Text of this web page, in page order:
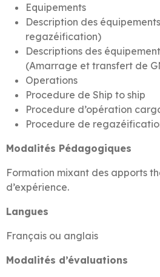
Equipements
Description des
regazéification)
Descriptions des
(Amarrage et transfert de
Operations
Procedure de Ship to ship
Procedure d’opération
Procedure de
Modalités Pédagogiques
Formation mixant des apports
d’expérience.
Langues
Français ou anglais
Modalités d’évaluations